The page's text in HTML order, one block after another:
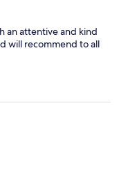
an attentive and kind
will recommend to all